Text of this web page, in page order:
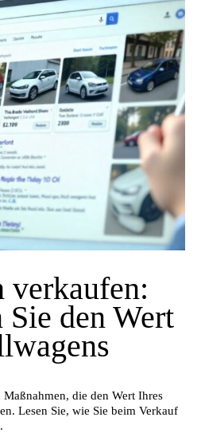
Sie den Wert
die den Wert Ihres
Lesen Sie, wie Sie beim Verkauf